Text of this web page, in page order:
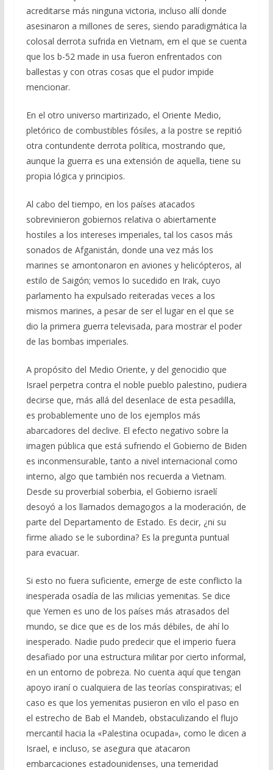
acreditarse más ninguna victoria, incluso allí donde
asesinaron a millones de seres, siendo paradigmática la
colosal derrota sufrida en Vietnam, em el que se cuenta
que los b-52 made in usa fueron enfrentados con
ballestas y con otras cosas que el pudor impide
mencionar.
En el otro universo martirizado, el Oriente Medio,
pletórico de combustibles fósiles, a la postre se repitió
otra contundente derrota política, mostrando que,
aunque la guerra es una extensión de aquella, tiene su
propia lógica y principios.
Al cabo del tiempo, en los países atacados
sobrevinieron gobiernos relativa o abiertamente
hostiles a los intereses imperiales, tal los casos más
sonados de Afganistán, donde una vez más los
marines se amontonaron en aviones y helicópteros, al
estilo de Saigón; vemos lo sucedido en Irak, cuyo
parlamento ha expulsado reiteradas veces a los
mismos marines, a pesar de ser el lugar en el que se
dio la primera guerra televisada, para mostrar el poder
de las bombas imperiales.
A propósito del Medio Oriente, y del genocidio que
Israel perpetra contra el noble pueblo palestino, pudiera
decirse que, más allá del desenlace de esta pesadilla,
es probablemente uno de los ejemplos más
abarcadores del declive. El efecto negativo sobre la
imagen pública que está sufriendo el Gobierno de Biden
es inconmensurable, tanto a nivel internacional como
interno, algo que también nos recuerda a Vietnam.
Desde su proverbial soberbia, el Gobierno israelí
desoyó a los llamados demagogos a la moderación, de
parte del Departamento de Estado. Es decir, ¿ni su
firme aliado se le subordina? Es la pregunta puntual
para evacuar.
Si esto no fuera suficiente, emerge de este conflicto la
inesperada osadía de las milicias yemenitas. Se dice
que Yemen es uno de los países más atrasados del
mundo, se dice que es de los más débiles, de ahí lo
inesperado. Nadie pudo predecir que el imperio fuera
desafiado por una estructura militar por cierto informal,
en un entorno de pobreza. No cuenta aquí que tengan
apoyo iraní o cualquiera de las teorías conspirativas; el
caso es que los yemenitas pusieron en vilo el paso en
el estrecho de Bab el Mandeb, obstaculizando el flujo
mercantil hacia la «Palestina ocupada», como le dicen a
Israel, e incluso, se asegura que atacaron
embarcaciones estadounidenses, una temeridad